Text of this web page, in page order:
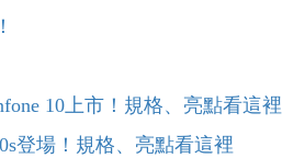
10上市！規格、亮點看這裡
登場！規格、亮點看這裡